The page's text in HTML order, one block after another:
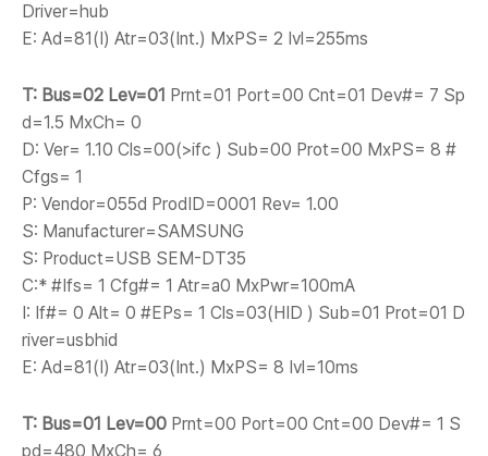
Driver=hub
E: Ad=81(I) Atr=03(Int.) MxPS= 2 Ivl=255ms
T: Bus=02 Lev=01 Prnt=01 Port=00 Cnt=01 Dev#= 7 Sp
d=1.5 MxCh= 0
D: Ver= 1.10 Cls=00(>ifc ) Sub=00 Prot=00 MxPS= 8 #
Cfgs= 1
P: Vendor=055d ProdID=0001 Rev= 1.00
S: Manufacturer=SAMSUNG
S: Product=USB SEM-DT35
C:* #Ifs= 1 Cfg#= 1 Atr=a0 MxPwr=100mA
I: If#= 0 Alt= 0 #EPs= 1 Cls=03(HID ) Sub=01 Prot=01 D
river=usbhid
E: Ad=81(I) Atr=03(Int.) MxPS= 8 Ivl=10ms
T: Bus=01 Lev=00 Prnt=00 Port=00 Cnt=00 Dev#= 1 S
pd=480 MxCh= 6